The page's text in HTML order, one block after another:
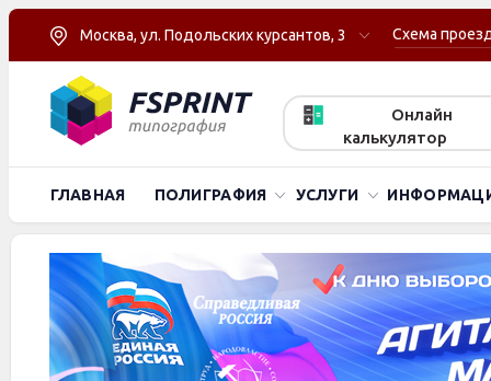
Москва, ул. Подольских курсантов, 3 Схема
Онлайн
калькулятор
ГЛАВНАЯ ПОЛИГРАФИЯ УСЛУГИ